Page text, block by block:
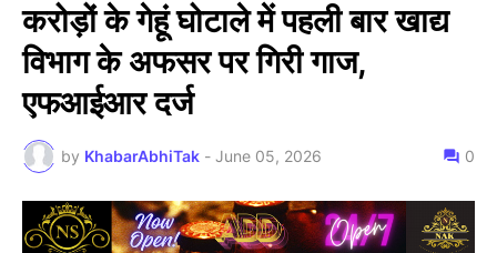
करोड़ों के गेहूं घोटाले में पहली बार खाद्य
विभाग के अफसर पर गिरी गाज,
एफआईआर दर्ज
by KhabarAbhiTak - June 05, 2026 0